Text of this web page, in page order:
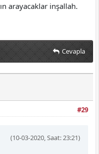
arayacaklar inşallah.
Cevapla
#29
(10-03-2020, Saat: 23:21)